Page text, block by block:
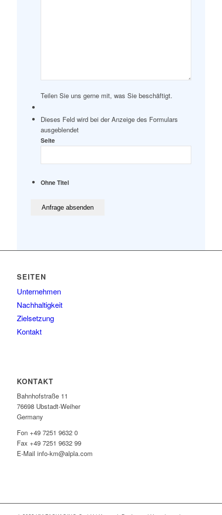
Teilen Sie uns gerne mit, was Sie beschäftigt.
Dieses Feld wird bei der Anzeige des Formulars
ausgeblendet
Seite
Ohne Titel
SEITEN
Unternehmen
Nachhaltigkeit
Zielsetzung
Kontakt
KONTAKT
Bahnhofstraße 11
76698 Ubstadt-Weiher
Germany
Fon +49 7251 9632 0
Fax +49 7251 9632 99
E-Mail info-km@alpla.com